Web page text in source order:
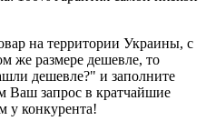
на территории Украины, с
же размере дешевле, то
дешевле?" и заполните
Ваш запрос в кратчайшие
у конкурента!